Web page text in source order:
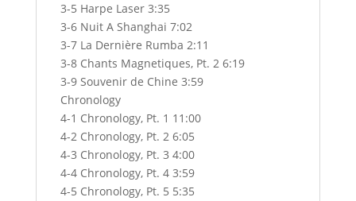
3-5 Harpe Laser 3:35
3-6 Nuit A Shanghai 7:02
3-7 La Dernière Rumba 2:11
3-8 Chants Magnetiques, Pt. 2 6:19
3-9 Souvenir de Chine 3:59
Chronology
4-1 Chronology, Pt. 1 11:00
4-2 Chronology, Pt. 2 6:05
4-3 Chronology, Pt. 3 4:00
4-4 Chronology, Pt. 4 3:59
4-5 Chronology, Pt. 5 5:35